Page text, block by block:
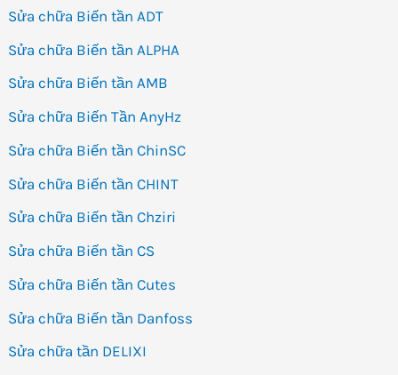
Sửa chữa Biến tần ADT
Sửa chữa Biến tần ALPHA
Sửa chữa Biến tần AMB
Sửa chữa Biến Tần AnyHz
Sửa chữa Biến tần ChinSC
Sửa chữa Biến tần CHINT
Sửa chữa Biến tần Chziri
Sửa chữa Biến tần CS
Sửa chữa Biến tần Cutes
Sửa chữa Biến tần Danfoss
Sửa chữa tần DELIXI